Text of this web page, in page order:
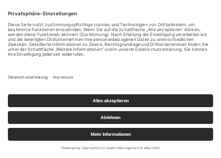
für Endverbraucher
Bedarf analysieren: Ermitteln Sie Ihren
Heizölverbrauch und Ihre
Heizgewohnheiten.
Markt beobachten: Informieren Sie sich
regelmäßig über regionale Heizölpreise.
Angebote vergleichen: Nutzen Sie Online-